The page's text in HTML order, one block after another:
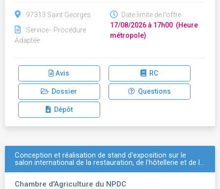
97313 Saint Georges
Service - Procédure
Adaptée
Date limite de l'offre :
17/08/2026 à 17h00 (Heure
métropole)
Avis RC
Dossier Questions
Dépôt
Conception et réalisation de stand d'exposition sur le
salon international de la restauration, de l'hôtellerie et de l…
Chambre d'Agriculture du NPDC